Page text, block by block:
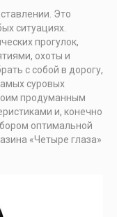
Это
ситуациях.
прогулок,
охоты и
с собой в дорогу,
суровых
продуманным
и, конечно
оптимальной
«Четыре глаза»